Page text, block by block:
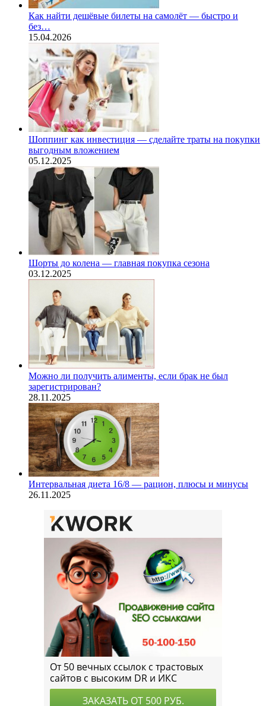
Как найти дешёвые билеты на самолёт — быстро и
без…
15.04.2026
Шоппинг как инвестиция — сделайте траты на покупки
выгодным вложением
05.12.2025
Шорты до колена — главная покупка сезона
03.12.2025
Можно ли получить алименты, если брак не был
зарегистрирован?
28.11.2025
Интервальная диета 16/8 — рацион, плюсы и минусы
26.11.2025